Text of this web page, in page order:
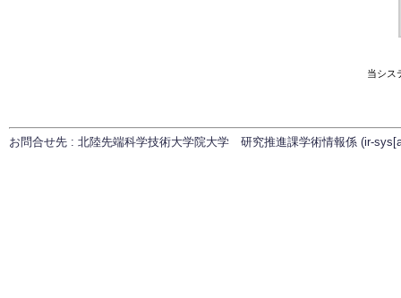
当シス
お問合せ先 : 北陸先端科学技術大学院大学 研究推進課学術情報係 (ir-